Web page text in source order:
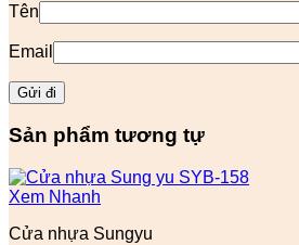
Tên
Email
Sản phẩm tương tự
Xem Nhanh
Cửa nhựa Sungyu